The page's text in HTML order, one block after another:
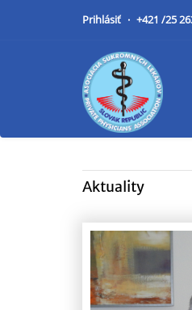
Prihlásiť +421 /25
Aktuality